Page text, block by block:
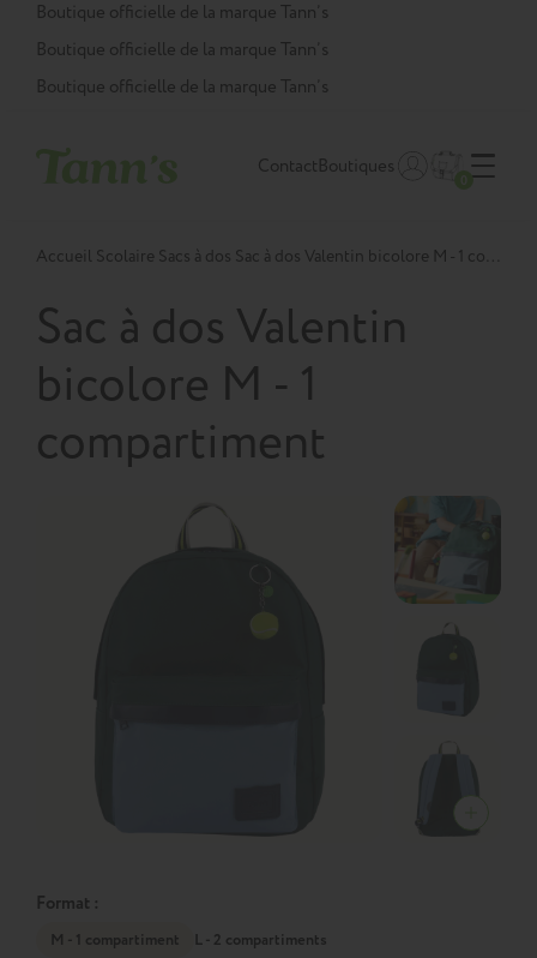
Panneau de gestion des cookies
Boutique officielle de la marque Tann’s
Boutique officielle de la marque Tann’s
Boutique officielle de la marque Tann’s
ContactBoutiques
Accueil Scolaire Sacs à dos Sac à dos Valentin bicolore M - 1 compartiment
Sac à dos Valentin
bicolore M - 1
compartiment
Format :
M - 1 compartiment L - 2 compartiments